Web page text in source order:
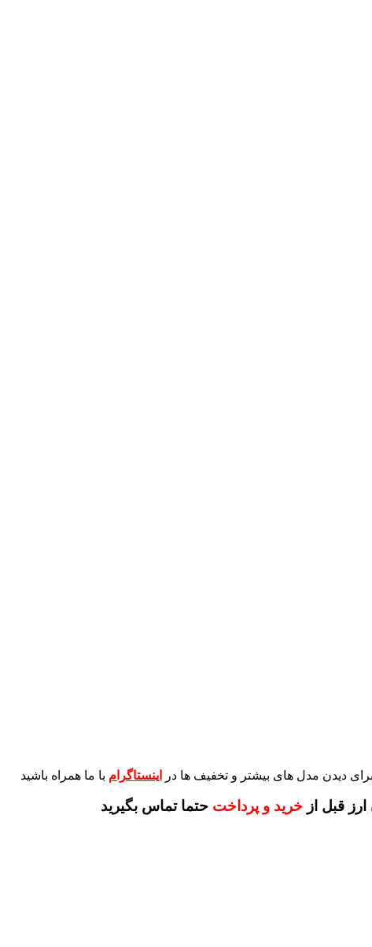
برای دیدن مدل های بیشتر و تخفیف ها در اینستاگرام با ما همراه باشید
قبل از خرید و پرداختحتما تماس بگیرید